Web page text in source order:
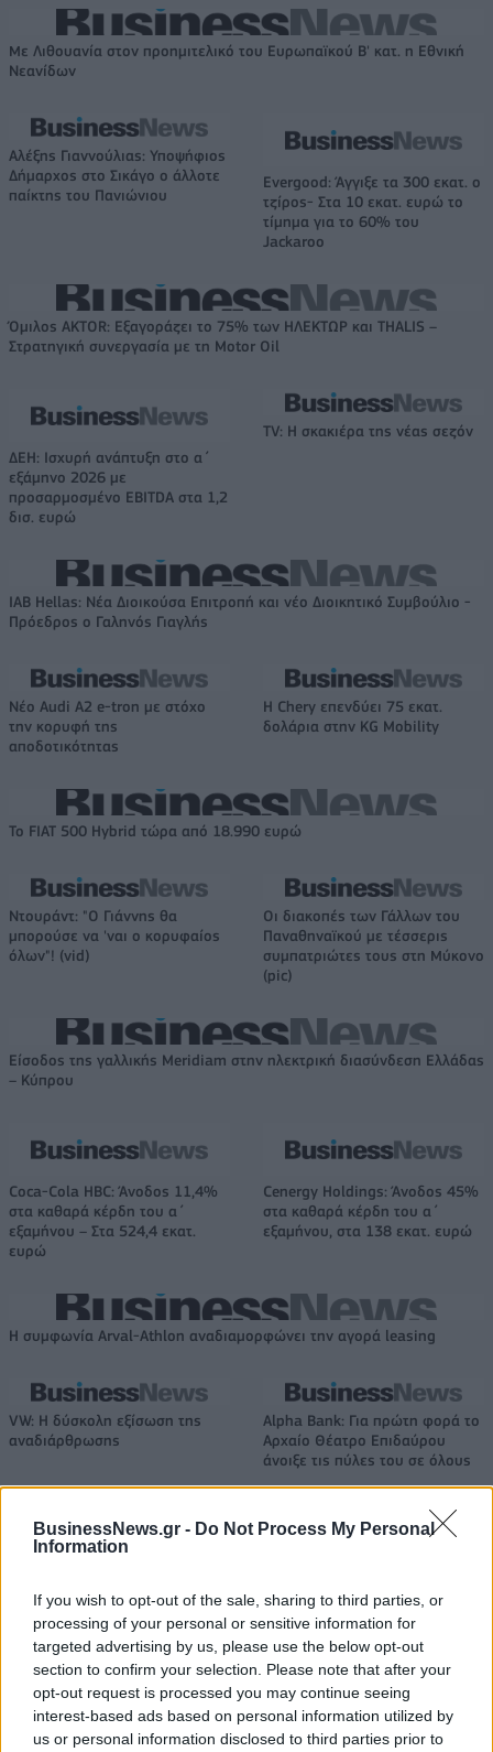
BusinessNews.gr - Do Not Process My Personal
Information
If you wish to opt-out of the sale, sharing to third parties, or
processing of your personal or sensitive information for
targeted advertising by us, please use the below opt-out
section to confirm your selection. Please note that after your
opt-out request is processed you may continue seeing
interest-based ads based on personal information utilized by
us or personal information disclosed to third parties prior to
Με Λιθουανία στον προημιτελικό του Ευρωπαϊκού Β' κατ. η Εθνική
Νεανίδων
Αλέξης Γιαννούλιας: Υποψήφιος
Δήμαρχος στο Σικάγο ο άλλοτε
παίκτης του Πανιώνιου
Evergood: Άγγιξε τα 300 εκατ. ο
τζίρος- Στα 10 εκατ. ευρώ το
τίμημα για το 60% του
Jackaroo
Όμιλος AKTOR: Εξαγοράζει το 75% των ΗΛΕΚΤΩΡ και THALIS –
Στρατηγική συνεργασία με τη Motor Oil
ΔΕΗ: Ισχυρή ανάπτυξη στο α΄
εξάμηνο 2026 με
προσαρμοσμένο EBITDA στα 1,2
δισ. ευρώ
TV: Η σκακιέρα της νέας σεζόν
IAB Hellas: Νέα Διοικούσα Επιτροπή και νέο Διοικητικό Συμβούλιο -
Πρόεδρος ο Γαληνός Γιαγλής
Νέο Audi A2 e-tron με στόχο
την κορυφή της
αποδοτικότητας
Η Chery επενδύει 75 εκατ.
δολάρια στην KG Mobility
Το FIAT 500 Hybrid τώρα από 18.990 ευρώ
Ντουράντ: "Ο Γιάννης θα
μπορούσε να 'ναι ο κορυφαίος
όλων"! (vid)
Οι διακοπές των Γάλλων του
Παναθηναϊκού με τέσσερις
συμπατριώτες τους στη Μύκονο
(pic)
Είσοδος της γαλλικής Meridiam στην ηλεκτρική διασύνδεση Ελλάδας
– Κύπρου
Coca-Cola HBC: Άνοδος 11,4%
στα καθαρά κέρδη του α΄
εξαμήνου – Στα 524,4 εκατ.
ευρώ
Cenergy Holdings: Άνοδος 45%
στα καθαρά κέρδη του α΄
εξαμήνου, στα 138 εκατ. ευρώ
Η συμφωνία Arval-Athlon αναδιαμορφώνει την αγορά leasing
VW: Η δύσκολη εξίσωση της
αναδιάρθρωσης
Alpha Bank: Για πρώτη φορά το
Αρχαίο Θέατρο Επιδαύρου
άνοιξε τις πύλες του σε όλους
ESG Report 2025: Πώς η ΑΒ Βασιλόπουλος μετατρέπει τη
Stoiximan: «Πού ήσουν;» στις μεγάλες στιγμές του Ολυμπιακού